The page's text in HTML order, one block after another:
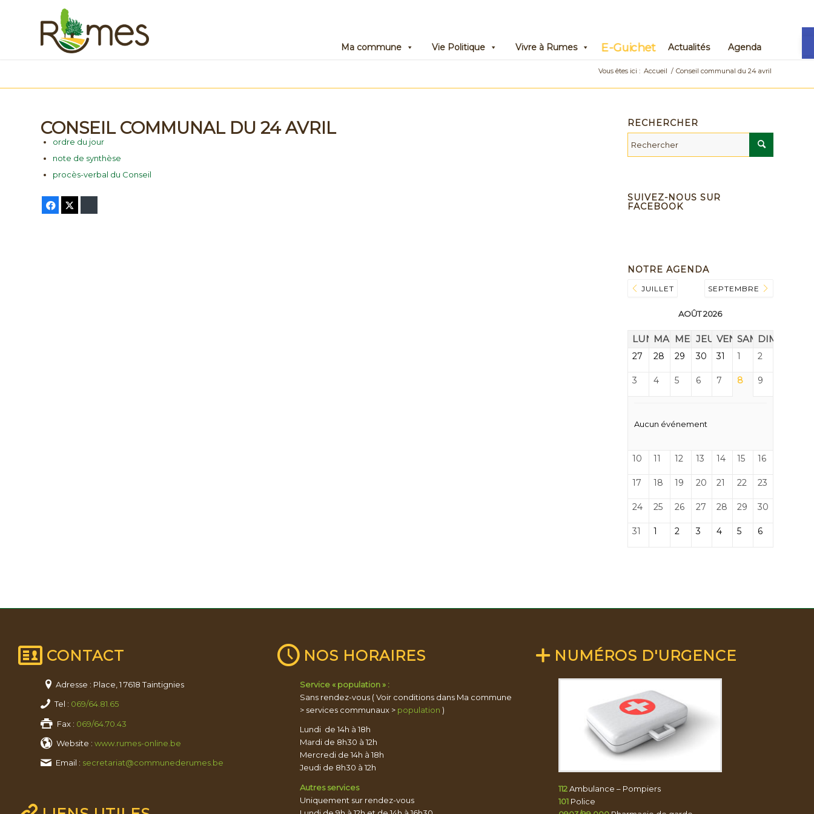
Ma commune Vie Politique Vivre à Rumes E-Guichet Actualités Agenda
Vous êtes ici : Accueil / Conseil communal du 24 avril
CONSEIL COMMUNAL DU 24 AVRIL
ordre du jour
note de synthèse
procès-verbal du Conseil
Facebook
RECHERCHER
SUIVEZ-NOUS SUR
FACEBOOK
NOTRE AGENDA
JUILLET
AOÛT 2026
SEPTEMBRE
LUN.MAR.MER.JEU. VEN.SAM.DIM.
27 28 29 30 31 1 2
3 4 5 6 7 8 9
Aucun événement
10 11 12 13 14 15 16
17 18 19 20 21 22 23
24 25 26 27 28 29 30
31 1 2 3 4 5 6
CONTACT
Adresse : Place, 1 7618 Taintignies
Tel : 069/64.81.65
Fax : 069/64.70.43
Website : www.rumes-online.be
Email : secretariat@communederumes.be
NOS HORAIRES
Service « population » :
Sans rendez-vous ( Voir conditions dans Ma commune
> services communaux > population )
Lundi de 14h à 18h
Mardi de 8h30 à 12h
Mercredi de 14h à 18h
Jeudi de 8h30 à 12h
Autres services
Uniquement sur rendez-vous
NUMÉROS D'URGENCE
112Ambulance – Pompiers
101 Police